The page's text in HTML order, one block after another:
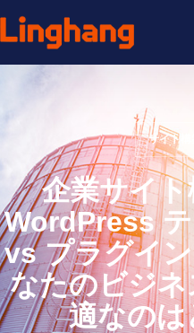
サイト構
企業サイ
WordPress テ
vs プラグイ
なたのビジ
適なの